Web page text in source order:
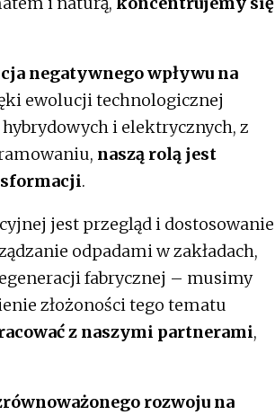
negatywnego wpływu na
ewolucji technologicznej
i elektrycznych, z
naszą rolą jest
.
jest przegląd i dostosowanie
odpadami w zakładach,
fabrycznej – musimy
złożoności tego tematu
z naszymi partnerami,
rozwoju na